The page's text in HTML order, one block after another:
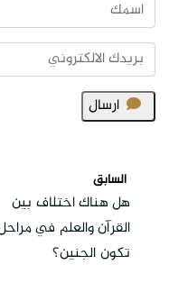
ارسال
السابق
هل هناك اختلاف بين
القرآن والعلم في
تكون الجنين؟